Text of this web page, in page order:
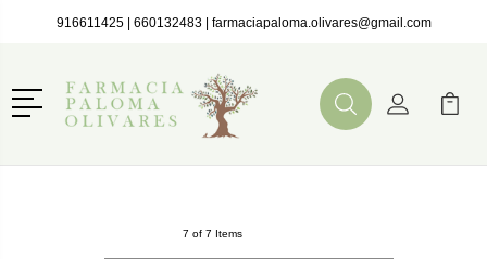
916611425| 660132483| farmaciapaloma.olivares@gmail.com
Menú
BuscarMi Cuenta
Mi
7 of 7 Items